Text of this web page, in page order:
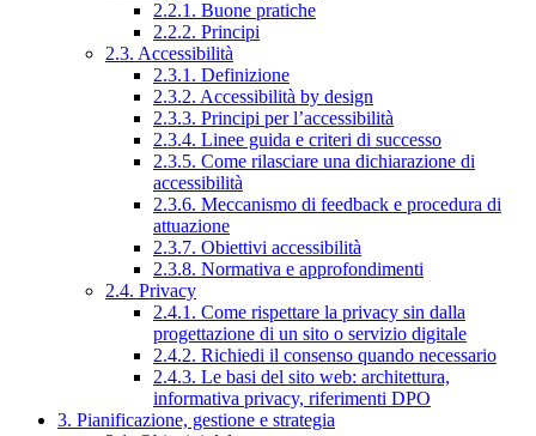
2.2.1. Buone pratiche
2.2.2. Principi
2.3. Accessibilità
2.3.1. Definizione
2.3.2. Accessibilità by design
2.3.3. Principi per l’accessibilità
2.3.4. Linee guida e criteri di successo
2.3.5. Come rilasciare una dichiarazione di
accessibilità
2.3.6. Meccanismo di feedback e procedura di
attuazione
2.3.7. Obiettivi accessibilità
2.3.8. Normativa e approfondimenti
2.4. Privacy
2.4.1. Come rispettare la privacy sin dalla
progettazione di un sito o servizio digitale
2.4.2. Richiedi il consenso quando necessario
2.4.3. Le basi del sito web: architettura,
informativa privacy, riferimenti DPO
3. Pianificazione, gestione e strategia